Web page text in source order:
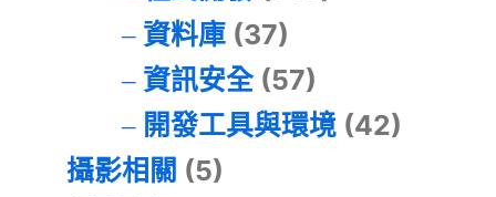
資料庫(37)
資訊安全(57)
開發工具與環境(42)
攝影相關 (5)